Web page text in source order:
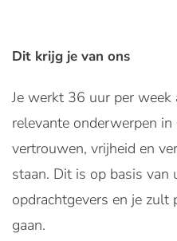
Dit krijg je van ons
Je werkt 36 uur per week
relevante onderwerpen
vertrouwen, vrijheid en
staan. Dit is op basis van
opdrachtgevers en je zult
gaan.